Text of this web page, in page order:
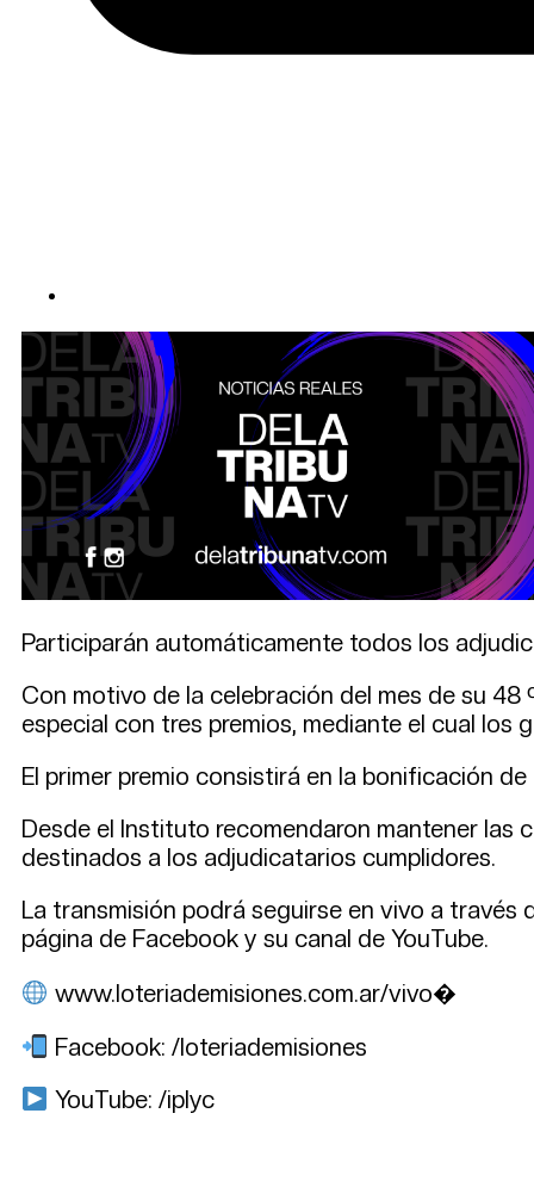
Participarán automáticamente todos los
Con motivo de la celebración del mes de su 48
especial con tres premios, mediante el cual
El primer premio consistirá en la bonificación
Desde el Instituto recomendaron mantener
destinados a los adjudicatarios cumplidores.
La transmisión podrá seguirse en vivo a través
página de Facebook y su canal de YouTube.
www.loteriademisiones.com.ar/vivo⁠�
Facebook: /loteriademisiones
YouTube: /iplyc